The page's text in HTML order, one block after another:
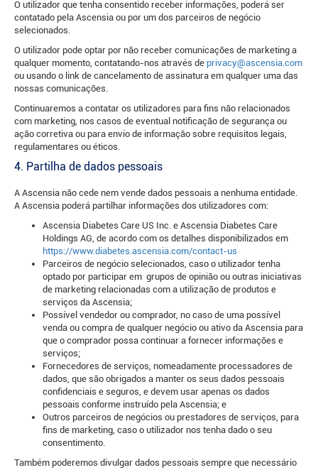
O utilizador que tenha consentido receber informações, poderá ser
contatado pela Ascensia ou por um dos parceiros de negócio
selecionados.
O utilizador pode optar por não receber comunicações de marketing a
qualquer momento, contatando-nos através de privacy@ascensia.com
ou usando o link de cancelamento de assinatura em qualquer uma das
nossas comunicações.
Continuaremos a contatar os utilizadores para fins não relacionados
com marketing, nos casos de eventual notificação de segurança ou
ação corretiva ou para envio de informação sobre requisitos legais,
regulamentares ou éticos.
4. Partilha de dados pessoais
A Ascensia não cede nem vende dados pessoais a nenhuma entidade.
A Ascensia poderá partilhar informações dos utilizadores com:
Ascensia Diabetes Care US Inc. e Ascensia Diabetes Care
Holdings AG, de acordo com os detalhes disponibilizados em
https://www.diabetes.ascensia.com/contact-us
Parceiros de negócio selecionados, caso o utilizador tenha
optado por participar em grupos de opinião ou outras iniciativas
de marketing relacionadas com a utilização de produtos e
serviços da Ascensia;
Possível vendedor ou comprador, no caso de uma possível
venda ou compra de qualquer negócio ou ativo da Ascensia para
que o comprador possa continuar a fornecer informações e
serviços;
Fornecedores de serviços, nomeadamente processadores de
dados, que são obrigados a manter os seus dados pessoais
confidenciais e seguros, e devem usar apenas os dados
pessoais conforme instruído pela Ascensia; e
Outros parceiros de negócios ou prestadores de serviços, para
fins de marketing, caso o utilizador nos tenha dado o seu
consentimento.
Também poderemos divulgar dados pessoais sempre que necessário